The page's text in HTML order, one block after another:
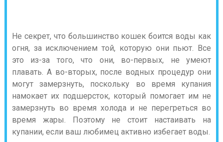
Не секрет, что большинство кошек боится воды как
огня, за исключением той, которую они пьют. Все
это из-за того, что они, во-первых, не умеют
плавать. А во-вторых, после водных процедур они
могут замерзнуть, поскольку во время купания
намокает их подшерсток, который помогает им не
замерзнуть во время холода и не перегреться во
время жары. Поэтому не стоит настаивать на
купании, если ваш любимец активно избегает воды.